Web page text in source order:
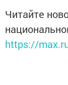
Читайте
https://